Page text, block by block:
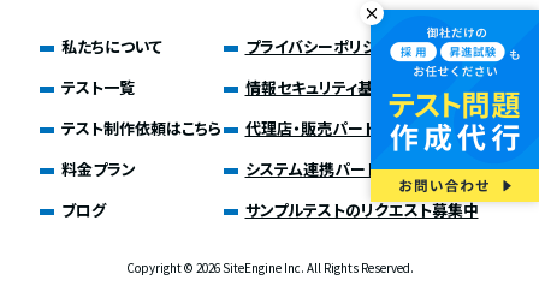
私たちについて
テスト一覧
テスト制作依頼はこちら
料金プラン
ブログ
プライバシーポリシー
情報セキュリティ基本方針
代理店・販売パートナー募集
システム連携パートナー募集
サンプルテストのリクエスト募集中
Copyright © 2026 SiteEngine Inc. All Rights Reserved.